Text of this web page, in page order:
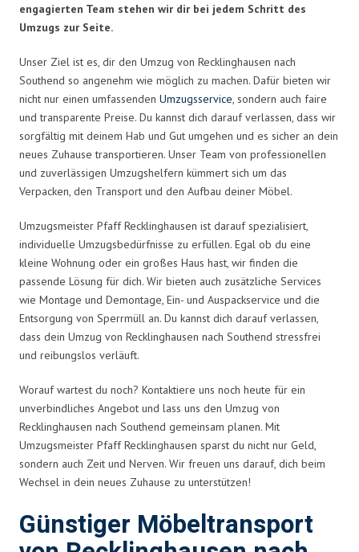
engagierten Team stehen wir dir bei jedem Schritt des
Umzugs zur Seite.
Unser Ziel ist es, dir den Umzug von Recklinghausen nach
Southend so angenehm wie möglich zu machen. Dafür bieten wir
nicht nur einen umfassenden Umzugsservice, sondern auch faire
und transparente Preise. Du kannst dich darauf verlassen, dass wir
sorgfältig mit deinem Hab und Gut umgehen und es sicher an dein
neues Zuhause transportieren. Unser Team von professionellen
und zuverlässigen Umzugshelfern kümmert sich um das
Verpacken, den Transport und den Aufbau deiner Möbel.
Umzugsmeister Pfaff Recklinghausen ist darauf spezialisiert,
individuelle Umzugsbedürfnisse zu erfüllen. Egal ob du eine
kleine Wohnung oder ein großes Haus hast, wir finden die
passende Lösung für dich. Wir bieten auch zusätzliche Services
wie Montage und Demontage, Ein- und Auspackservice und die
Entsorgung von Sperrmüll an. Du kannst dich darauf verlassen,
dass dein Umzug von Recklinghausen nach Southend stressfrei
und reibungslos verläuft.
Worauf wartest du noch? Kontaktiere uns noch heute für ein
unverbindliches Angebot und lass uns den Umzug von
Recklinghausen nach Southend gemeinsam planen. Mit
Umzugsmeister Pfaff Recklinghausen sparst du nicht nur Geld,
sondern auch Zeit und Nerven. Wir freuen uns darauf, dich beim
Wechsel in dein neues Zuhause zu unterstützen!
Günstiger Möbeltransport